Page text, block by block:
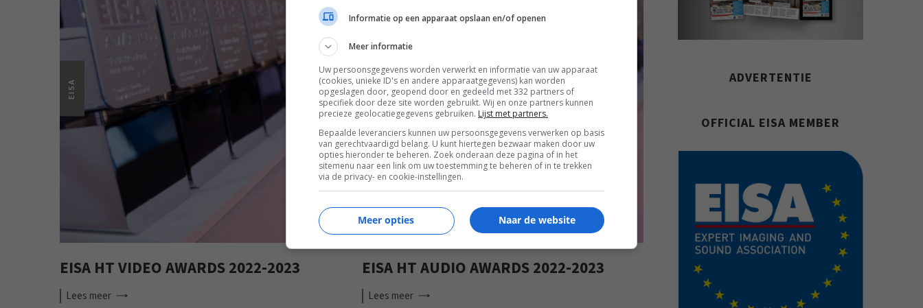
EISA
EISA HT VIDEO AWARDS 2022-2023
Lees meer
EISA
EISA HT AUDIO AWARDS 2022-2023
Lees meer
ADVERTENTIE
OFFICIAL EISA MEMBER
Informatie op een apparaat opslaan en/of openen
Meer informatie
Uw persoonsgegevens worden verwerkt en informatie van uw apparaat
(cookies, unieke ID's en andere apparaatgegevens) kan worden
opgeslagen door, geopend door en gedeeld met 332 partners of
specifiek door deze site worden gebruikt. Wij en onze partners kunnen
precieze geolocatiegegevens gebruiken. Lijst met partners.
Bepaalde leveranciers kunnen uw persoonsgegevens verwerken op basis
van gerechtvaardigd belang. U kunt hiertegen bezwaar maken door uw
opties hieronder te beheren. Zoek onderaan deze pagina of in het
sitemenu naar een link om uw toestemming te beheren of in te trekken
via de privacy- en cookie-instellingen.
Naar de website
Meer opties